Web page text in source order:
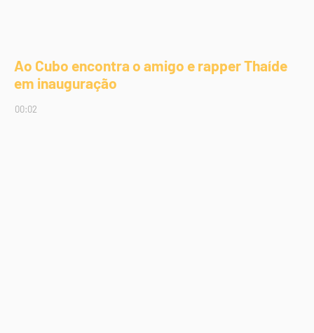
Ao Cubo encontra o amigo e rapper Thaíde
em inauguração
00:02